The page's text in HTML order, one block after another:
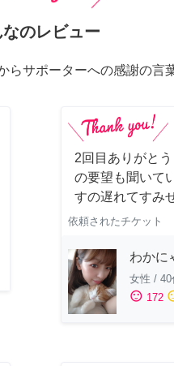
なのレビュー
らサポーターへの感謝の言
2回目ありがと
の要望も聞いて
すの遅れてすみ
依頼されたチケット
わかに
女性 / 40
sentiment_satisfied 172